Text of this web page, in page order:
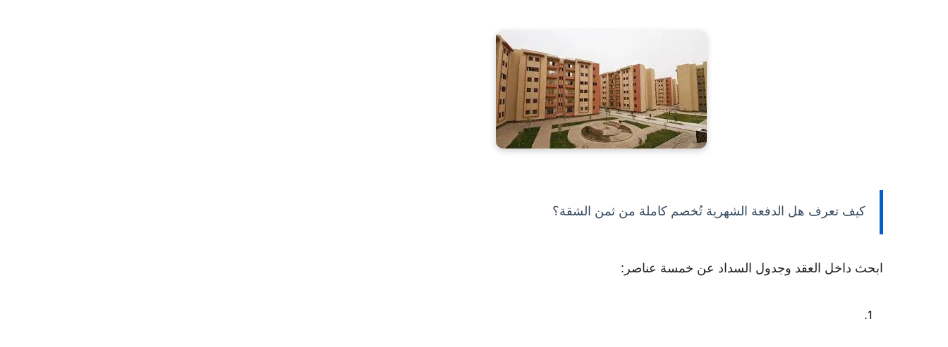
كيف تعرف هل الدفعة الشهرية تُخصم كاملة من ثمن الشقة؟
ابحث داخل العقد وجدول السداد عن خمسة عناصر: